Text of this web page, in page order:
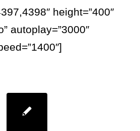
height=”400″
autoplay=”3000″